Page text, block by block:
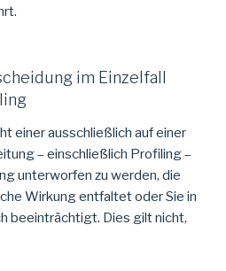
im Einzelfall
einer ausschließlich auf einer
– einschließlich Profiling –
unterworfen zu werden, die
Wirkung entfaltet oder Sie in
beeinträchtigt. Dies gilt nicht,